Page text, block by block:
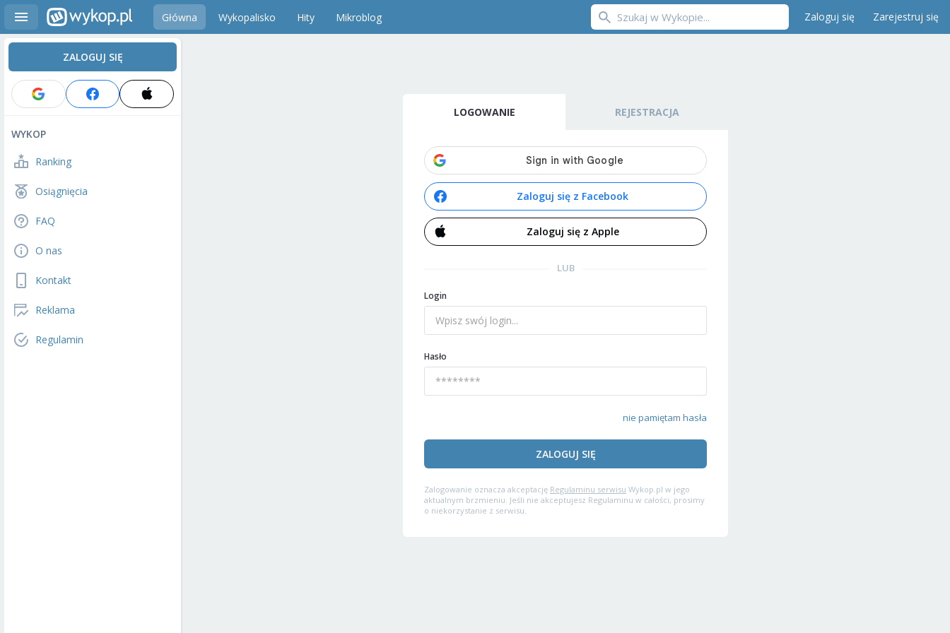
Główna Wykopalisko Hity Mikroblog Zaloguj się Zarejestruj się
ZALOGUJ SIĘ
WYKOP
Ranking
Osiągnięcia
FAQ
O nas
Kontakt
Reklama
Regulamin
LOGOWANIE REJESTRACJA
Zaloguj się z Facebook
Zaloguj się z Apple
LUB
Login
Hasło
nie pamiętam hasła
ZALOGUJ SIĘ
Zalogowanie oznacza akceptację Regulaminu serwisu Wykop.pl w jego
aktualnym brzmieniu. Jeśli nie akceptujesz Regulaminu w całości, prosimy
o niekorzystanie z serwisu.